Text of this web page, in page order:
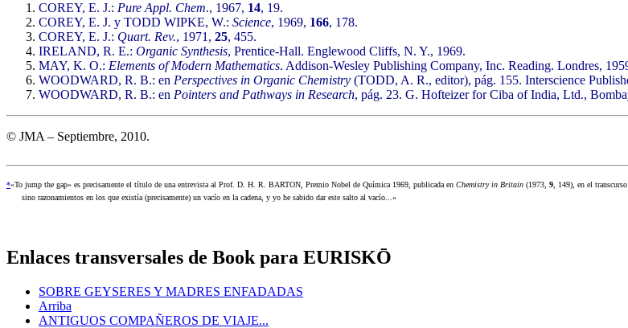
COREY, E. J.: Pure Appl. Chem., 1967, 14, 19.
COREY, E. J. y TODD WIPKE, W.: Science, 1969, 166, 178.
COREY, E. J.: Quart. Rev., 1971, 25, 455.
IRELAND, R. E.: Organic Synthesis, Prentice-Hall. Englewood Cliffs, N. Y., 1969.
MAY, K. O.: Elements of Modern Mathematics. Addison-Wesley Publishing Company, Inc. Reading. Londres,
WOODWARD, R. B.: en Perspectives in Organic Chemistry (TODD, A. R., editor), pág. 155. Interscience
WOODWARD, R. B.: en Pointers and Pathways in Research, pág. 23. G. Hofteizer for Ciba of India, Ltd.,
© JMA – Septiembre, 2010.
*«To jump the gap» es precisamente el título de una entrevista al Prof. D. H. R. BARTON, Premio Nobel de Química 1969, publicada en Chemistry in Britain (1973, 9 , 149), en el
sino razonamientos en los que existía (precisamente) un vacío en la cadena, y yo he sabido dar este salto al vacío...»
Enlaces transversales de Book para EURISKŌ
SOBRE GEYSERES Y MADRES ENFADADAS
Arriba
ANTIGUOS COMPAÑEROS DE VIAJE...